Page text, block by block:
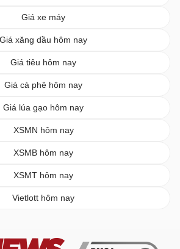
Giá xe máy
Giá xăng dầu hôm nay
Giá tiêu hôm nay
Giá cà phê hôm nay
Giá lúa gạo hôm nay
XSMN hôm nay
XSMB hôm nay
XSMT hôm nay
Vietlott hôm nay